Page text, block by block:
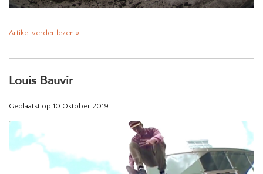
Artikel verder lezen »
Louis Bauvir
Geplaatst op 10 Oktober 2019